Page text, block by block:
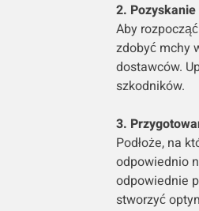
2.
Aby
zdobyć mchy
dostawców.
szkodników.
3.
Podłoże, na
odpowiednio
odpowiednie
stworzyć